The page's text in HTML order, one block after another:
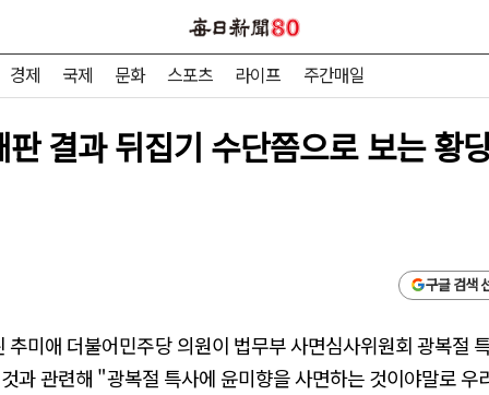
경제 국제 문화 스포츠 라이프 주간매일
결과 뒤집기 수단쯤으로 보는 황
구글 검색
추미애 더불어민주당 의원이 법무부 사면심사위원회 광복절
과 관련해 "광복절 특사에 윤미향을 사면하는 것이야말로